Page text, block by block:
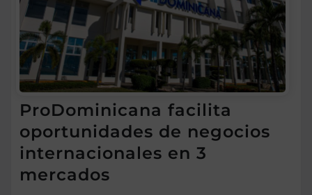
ProDominicana facilita
oportunidades de negocios
internacionales en 3
mercados